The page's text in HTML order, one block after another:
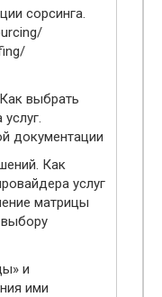
сорсинга.
выбрать
документации
Как
услуг
матрицы
и
ими